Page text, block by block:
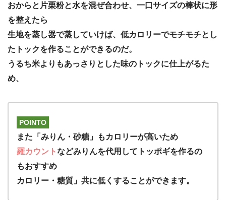
おからと片栗粉と水を混ぜ合わせ、一口サイズの棒状に形
を整えたら
生地を蒸し器で蒸していけば、低カロリーでモチモチとし
たトックを作ることができるのだ。
うるち米よりもあっさりとした味のトックに仕上がるた
め、
POINTO
また「みりん・砂糖」もカロリーが高いため
羅カウントなどみりんを代用してトッポギを作るの
もおすすめ
カロリー・糖質」共に低くすることができます。